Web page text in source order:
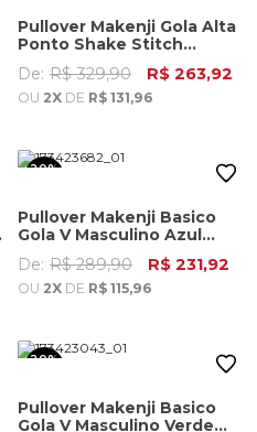
Pullover Makenji Gola Alta
Ponto Shake Stitch
Masculino Marrom
De: R$ 329,90 R$ 263,92
OU 2X DE R$ 131,96
20%
Pullover Makenji Basico
Gola V Masculino Azul
De: R$ 289,90 R$ 231,92
OU 2X DE R$ 115,96
20%
Pullover Makenji Basico
Gola V Masculino Verde